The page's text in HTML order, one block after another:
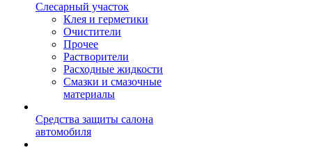
Слесарный участок
Клея и герметики
Очистители
Прочее
Растворители
Расходные жидкости
Смазки и смазочные
материалы
Средства защиты салона
автомобиля